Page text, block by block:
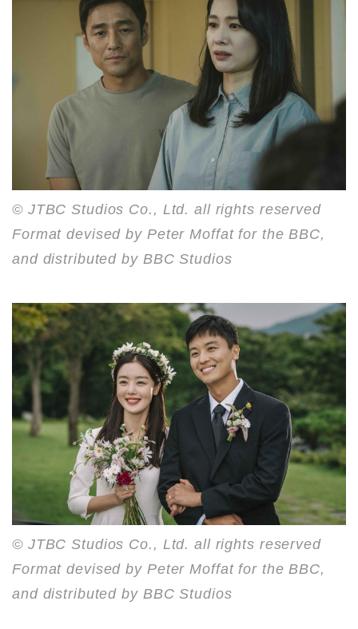
© JTBC Studios Co., Ltd. all rights reserved
Format devised by Peter Moffat for the BBC,
and distributed by BBC Studios
© JTBC Studios Co., Ltd. all rights reserved
Format devised by Peter Moffat for the BBC,
and distributed by BBC Studios